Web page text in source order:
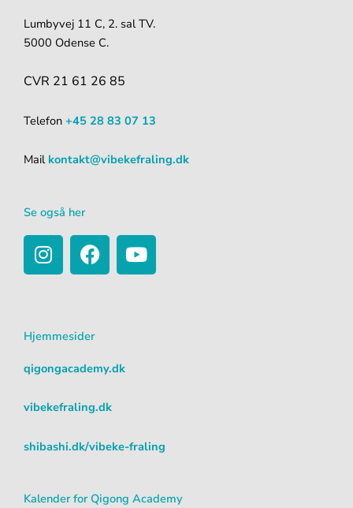
Lumbyvej 11 C, 2. sal TV.
5000 Odense C.
CVR 21 61 26 85
Telefon +45 28 83 07 13
Mailkontakt@vibekefraling.dk
Se også her
I
n
s
g
r
a
m
F
a
c
o
o
k
Y
o
u
Hjemmesider
qigongacademy.dk
vibekefraling.dk
shibashi.dk/vibeke-fraling
Kalender for Qigong Academy